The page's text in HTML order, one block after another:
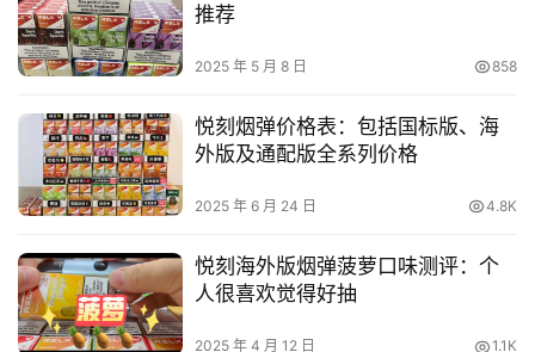
推荐
2025 年 5 月 8 日 858
悦刻烟弹价格表：包括国标版、海
外版及通配版全系列价格
2025 年 6 月 24 日 4.8K
悦刻海外版烟弹菠萝口味测评：个
人很喜欢觉得好抽
2025 年 4 月 12 日 1.1K